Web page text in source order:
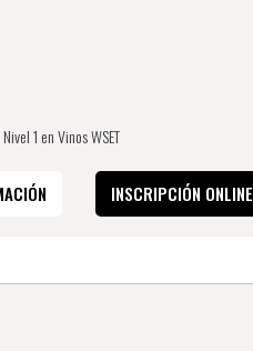
1 en Vinos WSET
INSCRIPCIÓN ONLINE